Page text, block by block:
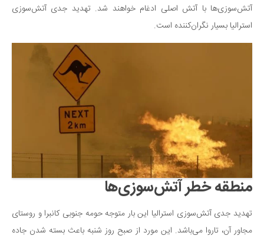
عکاسی و هنرهای تجسمی
کتاب و کتاب‌خوانی
تاریخ
نجوم و هوا فضا
زمین و محیط زیست
خودرو
سرگرمی
دانستنی‌ها
بازی
آتش‌سوزی‌ها با آتش اصلی ادغام خواهند شد. تهدید جدی آتش‌سوزی
استرالیا بسیار نگران‌کننده است.
منطقه خطر آتش‌سوزی‌ها
تهدید جدی آتش‌سوزی استرالیا این بار متوجه حومه جنوبی کانبرا و روستای
مجاور آن، تاروا می‌باشد. این مورد از صبح روز شنبه باعث بسته شدن جاده